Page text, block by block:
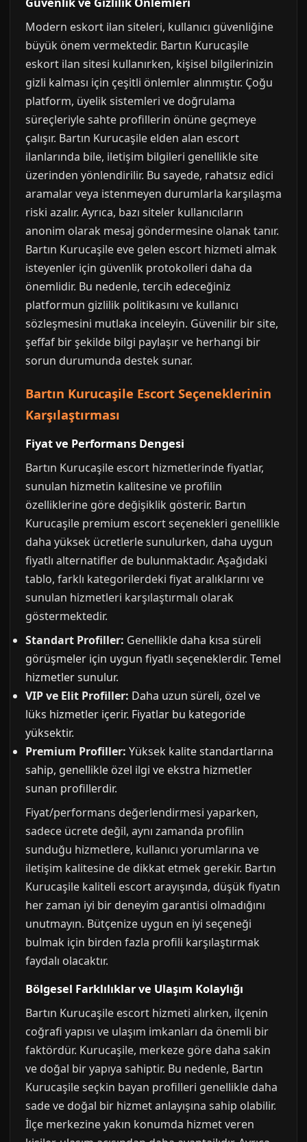
Modern eskort ilan siteleri, kullanıcı güvenliğine
büyük önem vermektedir. Bartın Kurucaşile
eskort ilan sitesi kullanırken, kişisel bilgilerinizin
gizli kalması için çeşitli önlemler alınmıştır. Çoğu
platform, üyelik sistemleri ve doğrulama
süreçleriyle sahte profillerin önüne geçmeye
çalışır. Bartın Kurucaşile elden alan escort
ilanlarında bile, iletişim bilgileri genellikle site
üzerinden yönlendirilir. Bu sayede, rahatsız edici
aramalar veya istenmeyen durumlarla karşılaşma
riski azalır. Ayrıca, bazı siteler kullanıcıların
anonim olarak mesaj göndermesine olanak tanır.
Bartın Kurucaşile eve gelen escort hizmeti almak
isteyenler için güvenlik protokolleri daha da
önemlidir. Bu nedenle, tercih edeceğiniz
platformun gizlilik politikasını ve kullanıcı
sözleşmesini mutlaka inceleyin. Güvenilir bir site,
şeffaf bir şekilde bilgi paylaşır ve herhangi bir
sorun durumunda destek sunar.
Bartın Kurucaşile Escort Seçeneklerinin
Karşılaştırması
Fiyat ve Performans Dengesi
Bartın Kurucaşile escort hizmetlerinde fiyatlar,
sunulan hizmetin kalitesine ve profilin
özelliklerine göre değişiklik gösterir. Bartın
Kurucaşile premium escort seçenekleri genellikle
daha yüksek ücretlerle sunulurken, daha uygun
fiyatlı alternatifler de bulunmaktadır. Aşağıdaki
tablo, farklı kategorilerdeki fiyat aralıklarını ve
sunulan hizmetleri karşılaştırmalı olarak
göstermektedir.
Standart Profiller: Genellikle daha kısa süreli
görüşmeler için uygun fiyatlı seçeneklerdir. Temel
hizmetler sunulur.
VIP ve Elit Profiller: Daha uzun süreli, özel ve
lüks hizmetler içerir. Fiyatlar bu kategoride
yüksektir.
Premium Profiller: Yüksek kalite standartlarına
sahip, genellikle özel ilgi ve ekstra hizmetler
sunan profillerdir.
Fiyat/performans değerlendirmesi yaparken,
sadece ücrete değil, aynı zamanda profilin
sunduğu hizmetlere, kullanıcı yorumlarına ve
iletişim kalitesine de dikkat etmek gerekir. Bartın
Kurucaşile kaliteli escort arayışında, düşük fiyatın
her zaman iyi bir deneyim garantisi olmadığını
unutmayın. Bütçenize uygun en iyi seçeneği
bulmak için birden fazla profili karşılaştırmak
faydalı olacaktır.
Bölgesel Farklılıklar ve Ulaşım Kolaylığı
Bartın Kurucaşile escort hizmeti alırken, ilçenin
coğrafi yapısı ve ulaşım imkanları da önemli bir
faktördür. Kurucaşile, merkeze göre daha sakin
ve doğal bir yapıya sahiptir. Bu nedenle, Bartın
Kurucaşile seçkin bayan profilleri genellikle daha
sade ve doğal bir hizmet anlayışına sahip olabilir.
İlçe merkezine yakın konumda hizmet veren